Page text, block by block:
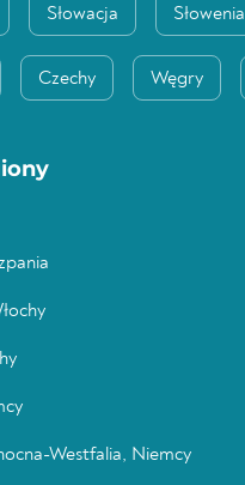
Słowacja Słowenia
Czechy Węgry
Westfalia, Niemcy